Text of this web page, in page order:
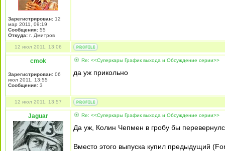
Зарегистрирован: 12
мар 2011, 09:19
Сообщения: 55
Откуда: г. Дмитров
12 июл 2011, 13:06
cmok
Зарегистрирован: 06
июл 2011, 13:55
Сообщения: 3
Re: <<Суперкары График выхода и Обсуждение серии>>
да уж прикольно
12 июл 2011, 13:57
Jaguar Re: <<Суперкары График выхода и Обсуждение серии>>
Да уж, Колин Чепмен в гробу бы
Вместо этого выпуска купил предыдущий